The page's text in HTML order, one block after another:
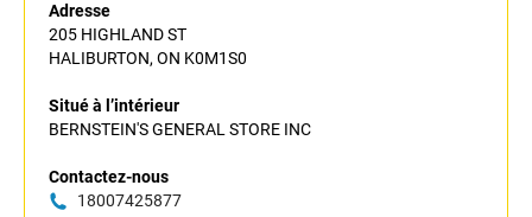
Adresse
205 HIGHLAND ST
HALIBURTON, ON K0M1S0
Situé à l’intérieur
BERNSTEIN'S GENERAL STORE INC
Contactez-nous
18007425877